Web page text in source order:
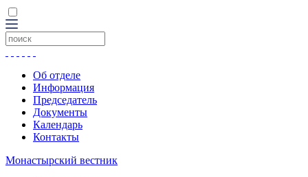
Об отделе
Информация
Председатель
Документы
Календарь
Контакты
Монастырский вестник